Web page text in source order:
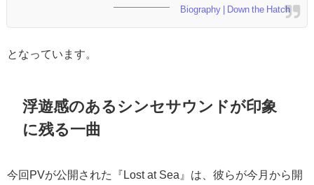
Biography | Down the Hatch
となっています。
浮遊感のあるシンセサウンドが印象
に残る一曲
今回PVが公開された『Lost at Sea』は、彼らが今月から開